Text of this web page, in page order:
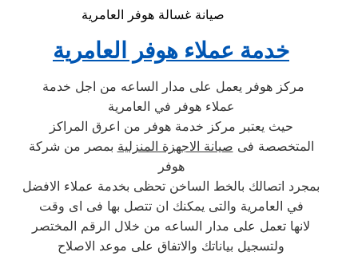
صيانة غسالة هوفر العامرية
خدمة عملاء هوفر العامرية
عملاء هوفر في العامرية
حيث يعتبر مركز خدمة هوفر من اعرق المراكز
المتخصصة فى صيانة الاجهزة المنزلية بمصر من شركة
هوفر
بمجرد اتصالك بالخط الساخن تحظى بخدمة عملاء الافضل
في العامرية والتى يمكنك ان تتصل بها فى اى وقت
لانها تعمل على مدار الساعه من خلال الرقم المختصر
ولتسجيل بياناتك والاتفاق على موعد الاصلاح